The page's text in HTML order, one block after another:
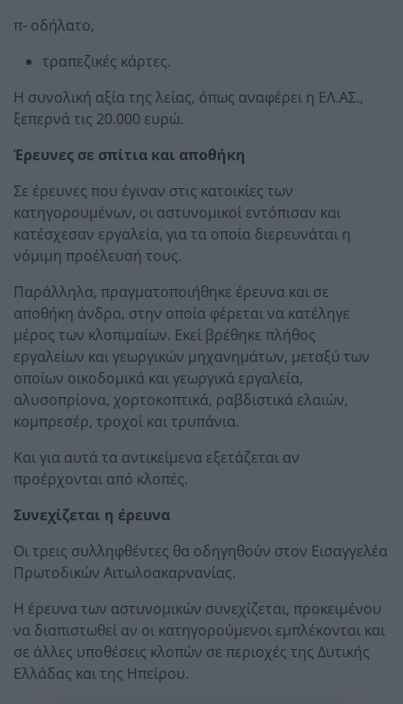
π- οδήλατο,
τραπεζικές κάρτες.
Η συνολική αξία της λείας, όπως αναφέρει η ΕΛ.ΑΣ.,
ξεπερνά τις 20.000 ευρώ.
Έρευνες σε σπίτια και αποθήκη
Σε έρευνες που έγιναν στις κατοικίες των
κατηγορουμένων, οι αστυνομικοί εντόπισαν και
κατέσχεσαν εργαλεία, για τα οποία διερευνάται η
νόμιμη προέλευσή τους.
Παράλληλα, πραγματοποιήθηκε έρευνα και σε
αποθήκη άνδρα, στην οποία φέρεται να κατέληγε
μέρος των κλοπιμαίων. Εκεί βρέθηκε πλήθος
εργαλείων και γεωργικών μηχανημάτων, μεταξύ των
οποίων οικοδομικά και γεωργικά εργαλεία,
αλυσοπρίονα, χορτοκοπτικά, ραβδιστικά ελαιών,
κομπρεσέρ, τροχοί και τρυπάνια.
Και για αυτά τα αντικείμενα εξετάζεται αν
προέρχονται από κλοπές.
Συνεχίζεται η έρευνα
Οι τρεις συλληφθέντες θα οδηγηθούν στον Εισαγγελέα
Πρωτοδικών Αιτωλοακαρνανίας.
Η έρευνα των αστυνομικών συνεχίζεται, προκειμένου
να διαπιστωθεί αν οι κατηγορούμενοι εμπλέκονται και
σε άλλες υποθέσεις κλοπών σε περιοχές της Δυτικής
Ελλάδας και της Ηπείρου.